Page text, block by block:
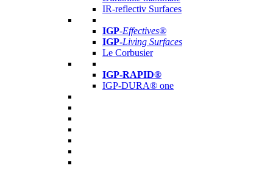
IR-reflectiv Surfaces
IGP-Effectives®
IGP-Living Surfaces
Le Corbusier
IGP-RAPID®
IGP-DURA® one